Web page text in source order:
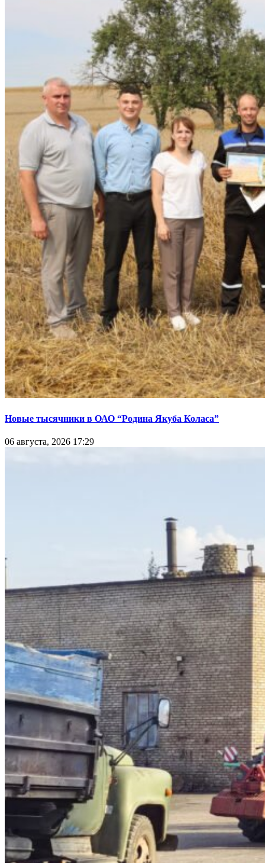
Новые тысячники в ОАО “Родина Якуба Коласа”
06 августа, 2026 17:29